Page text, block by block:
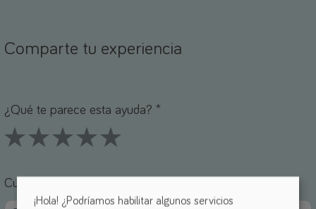
Comparte tu experiencia
¿Qué te parece esta ayuda? *
Cuéntanos tu experiencia con esta ayuda *
¡Hola! ¿Podríamos habilitar algunos servicios